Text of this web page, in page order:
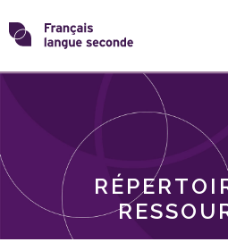
Skip
toTransformons
langue
THÈMES